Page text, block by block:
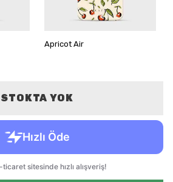
Apricot Air
STOKTA YOK